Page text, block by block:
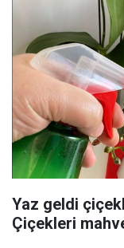
Yaz geldi
Çiçekleri